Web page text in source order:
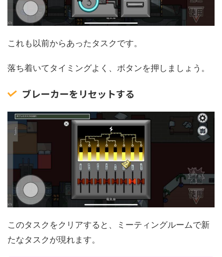
これも以前からあったタスクです。
落ち着いてタイミングよく、ボタンを押しましょう。
ブレーカーをリセットする
このタスクをクリアすると、ミーティングルームで新
たなタスクが現れます。